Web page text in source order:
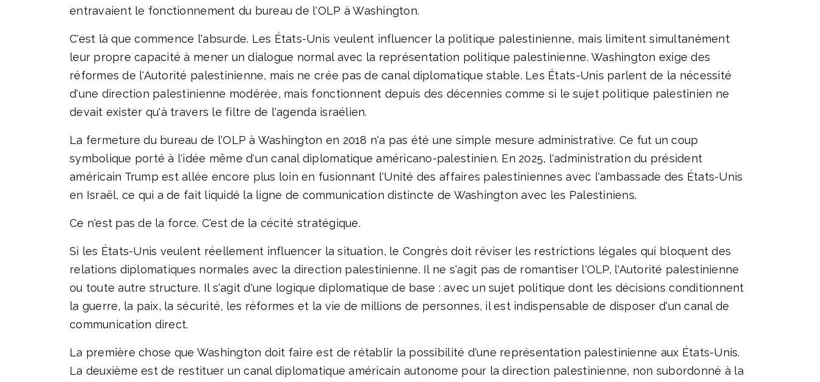
entravaient le fonctionnement du bureau de l'OLP à Washington.
C'est là que commence l'absurde. Les États-Unis veulent influencer la politique palestinienne, mais limitent simultanément
leur propre capacité à mener un dialogue normal avec la représentation politique palestinienne. Washington exige des
réformes de l'Autorité palestinienne, mais ne crée pas de canal diplomatique stable. Les États-Unis parlent de la nécessité
d'une direction palestinienne modérée, mais fonctionnent depuis des décennies comme si le sujet politique palestinien ne
devait exister qu'à travers le filtre de l'agenda israélien.
La fermeture du bureau de l'OLP à Washington en 2018 n'a pas été une simple mesure administrative. Ce fut un coup
symbolique porté à l'idée même d'un canal diplomatique américano-palestinien. En 2025, l'administration du président
américain Trump est allée encore plus loin en fusionnant l'Unité des affaires palestiniennes avec l'ambassade des États-Unis
en Israël, ce qui a de fait liquidé la ligne de communication distincte de Washington avec les Palestiniens.
Ce n'est pas de la force. C'est de la cécité stratégique.
Si les États-Unis veulent réellement influencer la situation, le Congrès doit réviser les restrictions légales qui bloquent des
relations diplomatiques normales avec la direction palestinienne. Il ne s'agit pas de romantiser l'OLP, l'Autorité palestinienne
ou toute autre structure. Il s'agit d'une logique diplomatique de base : avec un sujet politique dont les décisions conditionnent
la guerre, la paix, la sécurité, les réformes et la vie de millions de personnes, il est indispensable de disposer d'un canal de
communication direct.
La première chose que Washington doit faire est de rétablir la possibilité d'une représentation palestinienne aux États-Unis.
La deuxième est de restituer un canal diplomatique américain autonome pour la direction palestinienne, non subordonné à la